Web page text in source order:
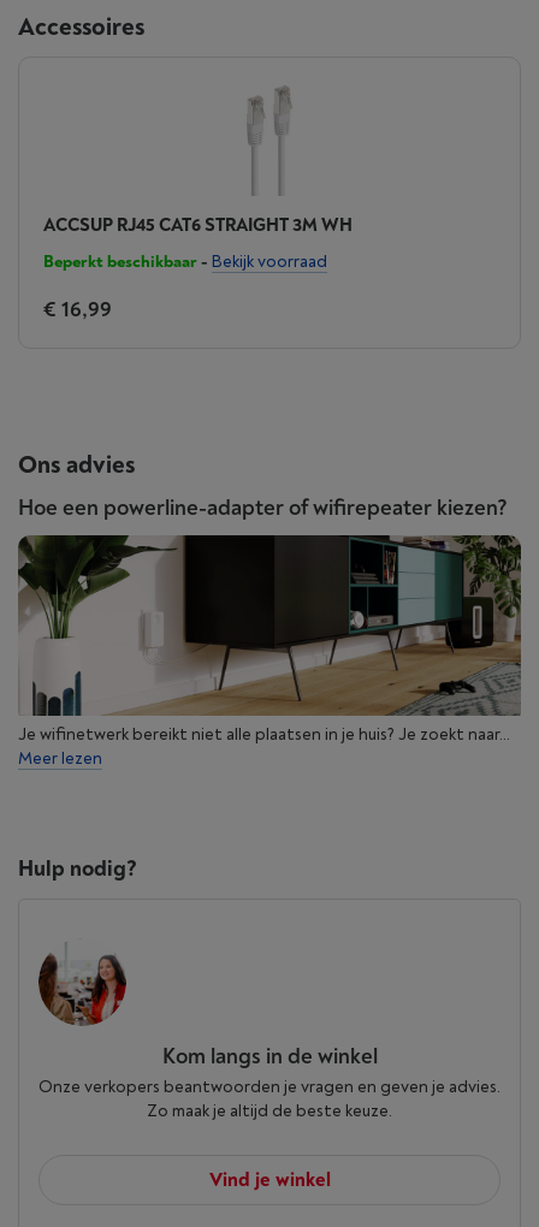
Accessoires
ACCSUP RJ45 CAT6 STRAIGHT 3M WH
Beperkt beschikbaar- Bekijk voorraad
€ 16,99
Ons advies
Hoe een powerline-adapter of wifirepeater kiezen?
Je wifinetwerk bereikt niet alle plaatsen in je huis? Je zoekt naar...
Meer lezen
Hulp nodig?
Kom langs in de winkel
Onze verkopers beantwoorden je vragen en geven je advies.
Zo maak je altijd de beste keuze.
Vind je winkel